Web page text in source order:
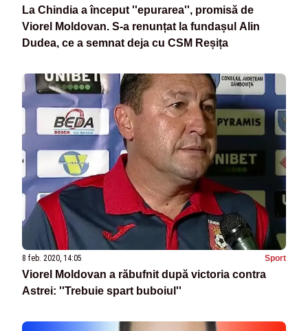
La Chindia a început ''epurarea'', promisă de
Viorel Moldovan. S-a renunțat la fundașul Alin
Dudea, ce a semnat deja cu CSM Reșița
8 feb. 2020, 14:05 Sport
Viorel Moldovan a răbufnit după victoria contra
Astrei: ''Trebuie spart buboiul''